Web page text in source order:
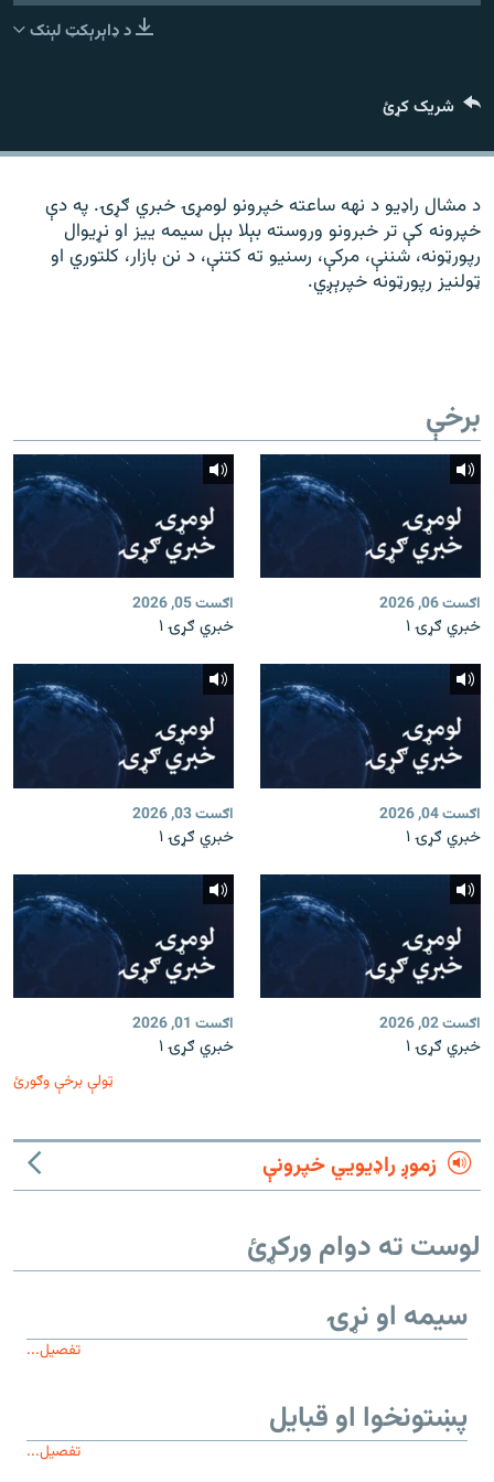
د ازادې اروپا راډیو ټولې ووبپاڼې
د ډاېرېکټ لېنک
شریک کړئ
د مشال راډیو د نهه ساعته خپرونو لومړۍ خبري ګړۍ. په دې
خپرونه کې تر خبرونو وروسته بېلا بېل سیمه ییز او نړیوال
رپورټونه، شننې، مرکې، رسنیو ته کتنې، د نن بازار، کلتوري او
ټولنیز رپورټونه خپرېږي.
برخې
اګست 06, 2026
خبري ګړۍ ۱
اګست 05, 2026
خبري ګړۍ ۱
اګست 04, 2026
خبري ګړۍ ۱
اګست 03, 2026
خبري ګړۍ ۱
اګست 02, 2026
خبري ګړۍ ۱
اګست 01, 2026
خبري ګړۍ ۱
ټولې برخې وګورئ
زموږ راډیويي خپرونې
لوست ته دوام ورکړئ
سیمه او نړۍ
تفصیل...
پښتونخوا او قبایل
تفصیل...